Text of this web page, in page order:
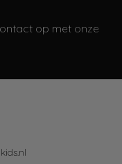
op met onze